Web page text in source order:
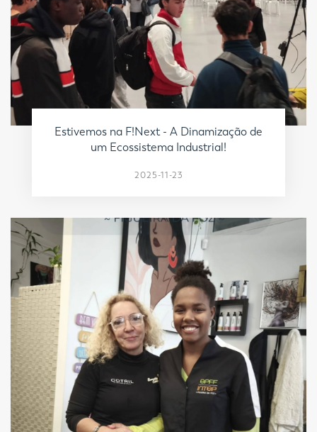
Estivemos na F!Next - A Dinamização de
um Ecossistema Industrial!
2025-11-23